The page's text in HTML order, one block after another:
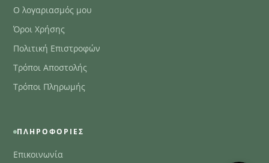
Ο λογαριασμός μου
Όροι Χρήσης
Πολιτική Επιστροφών
Τρόποι Αποστολής
Τρόποι Πληρωμής
ΠΛΗΡΟΦΟΡΊΕΣ
Επικοινωνία